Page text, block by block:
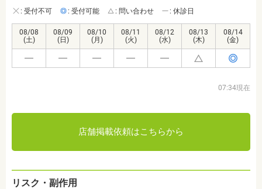
: 受付不可 : 受付可能 : 問い合わせ : 休診日
08/08
(土)
08/09
(日)
08/10
(月)
08/11
(火)
08/12
(水)
08/13
(木)
08/14
(金)
07:34現在
店舗掲載依頼はこちらから
リスク・副作用